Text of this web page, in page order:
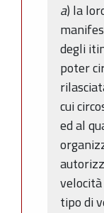
a) la
degli
poter
cui
ed al
tipo di